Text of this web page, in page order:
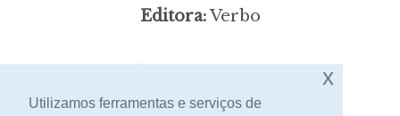
Editora:Verbo
[portes incluídos]
Utilizamos ferramentas e serviços de
x